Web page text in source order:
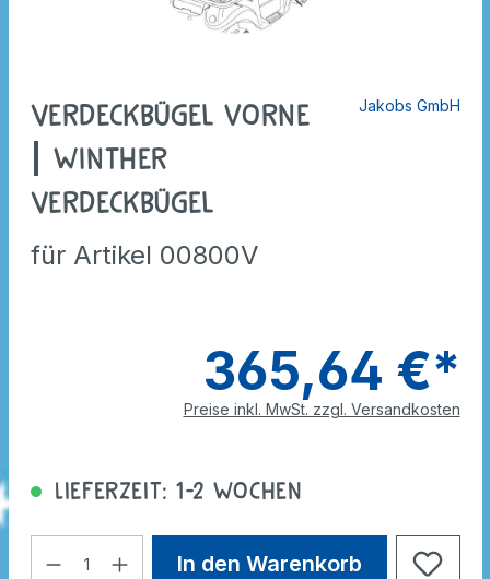
Verdeckbügel vorne
| Winther
Verdeckbügel
für Artikel 00800V
Jakobs GmbH
365,64 €*
Preise inkl. MwSt. zzgl. Versandkosten
Lieferzeit: 1-2 Wochen
In den Warenkorb